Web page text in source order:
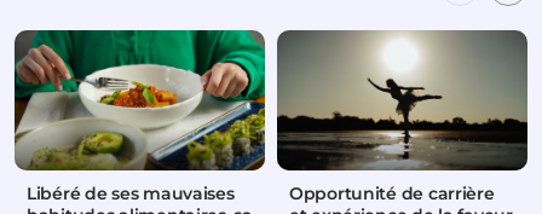
Libéré de ses mauvaises
Opportunité de carrière